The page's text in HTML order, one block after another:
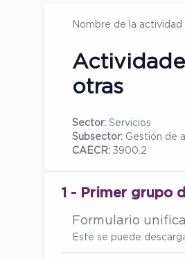
Nombre de la actividad
otras
Sector: Servicios
Subsector: Gestión de
CAECR: 3900.2
1 - Primer grupo
Formulario
Este se puede